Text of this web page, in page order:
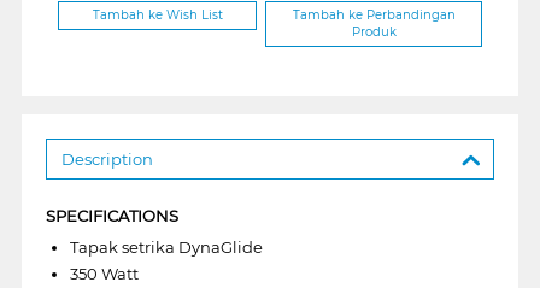
Tambah ke Wish List
Tambah ke Perbandingan
Produk
Description
SPECIFICATIONS
Tapak setrika DynaGlide
350 Watt